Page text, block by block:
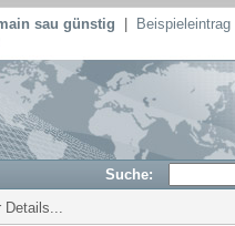
sau günstig
Suche: